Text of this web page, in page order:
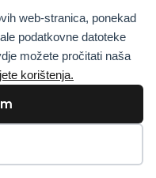
web-stranica, ponekad
podatkovne datoteke
možete pročitati naša
korištenja.
se hai domande sulla
37, 31550 Valpovo, Croazia |
diritti riservati
English(Inglese)